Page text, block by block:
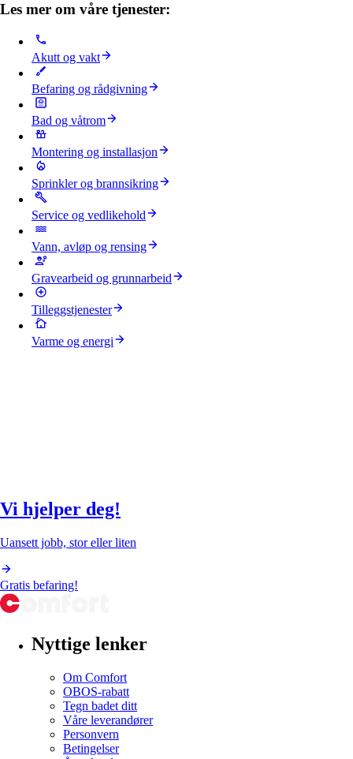
Les mer om våre tjenester:
Akutt og vakt
Befaring og rådgivning
Bad og våtrom
Montering og installasjon
Sprinkler og brannsikring
Service og vedlikehold
Vann, avløp og rensing
Gravearbeid og grunnarbeid
Tilleggstjenester
Varme og energi
Vi hjelper deg!
Uansett jobb, stor eller liten
Gratis befaring!
Nyttige lenker
Om Comfort
OBOS-rabatt
Tegn badet ditt
Våre leverandører
Personvern
Betingelser